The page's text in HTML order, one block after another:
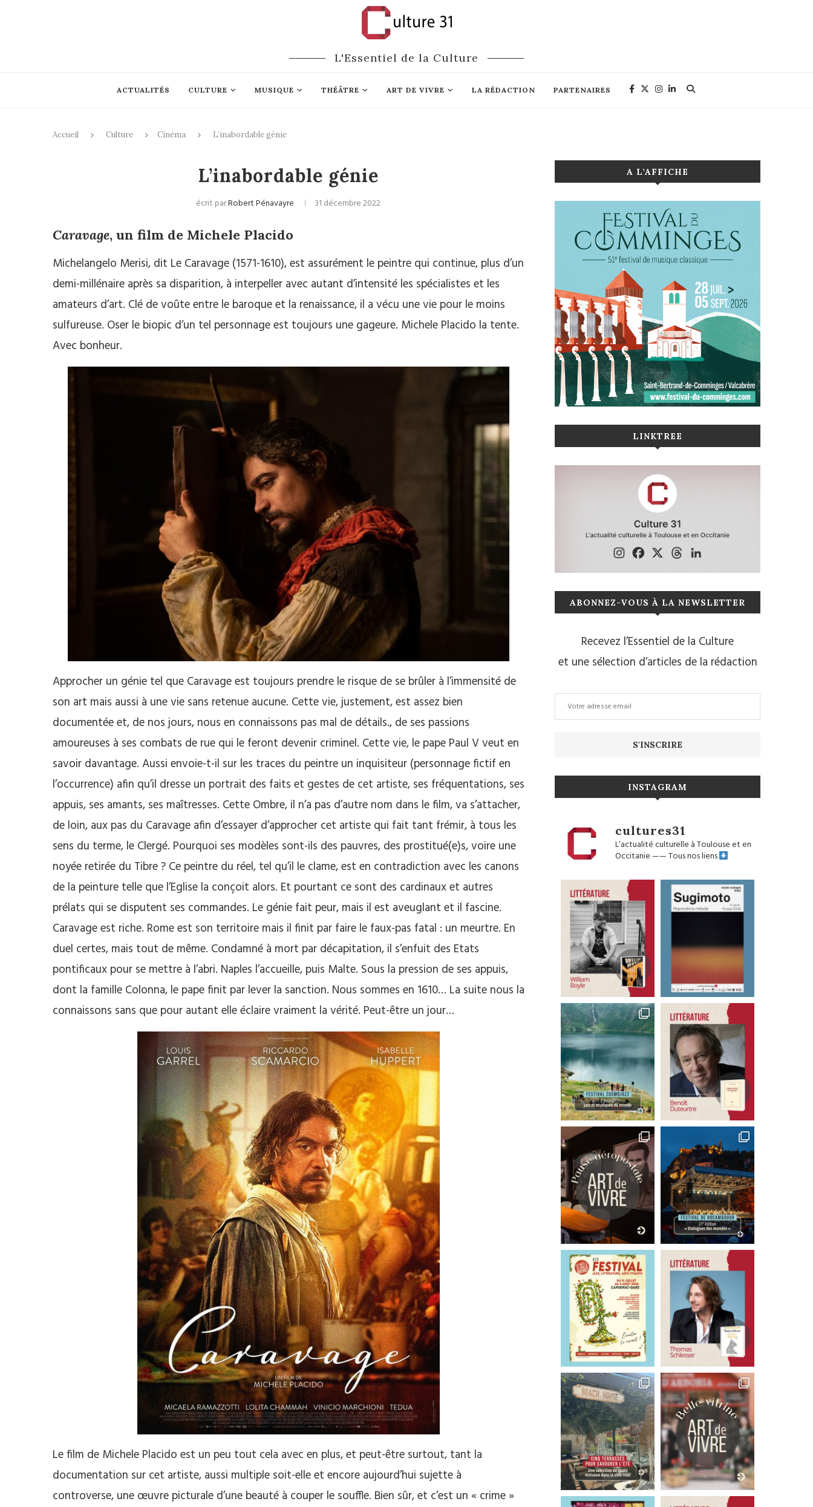
L'Essentiel de la Culture
ACTUALITÉS CULTURE MUSIQUE THÉÂTRE ART DE VIVRE LA RÉDACTION PARTENAIRES
Accueil Culture Cinéma L’inabordable génie
L’inabordable génie
écrit parRobert Pénavayre 31 décembre 2022
Caravage, un film de Michele Placido
Michelangelo Merisi, dit Le Caravage (1571-1610), est assurément le peintre qui continue, plus d’un
demi-millénaire après sa disparition, à interpeller avec autant d’intensité les spécialistes et les
amateurs d’art. Clé de voûte entre le baroque et la renaissance, il a vécu une vie pour le moins
sulfureuse. Oser le biopic d’un tel personnage est toujours une gageure. Michele Placido la tente.
Avec bonheur.
Approcher un génie tel que Caravage est toujours prendre le risque de se brûler à l’immensité de
son art mais aussi à une vie sans retenue aucune. Cette vie, justement, est assez bien
documentée et, de nos jours, nous en connaissons pas mal de détails., de ses passions
amoureuses à ses combats de rue qui le feront devenir criminel. Cette vie, le pape Paul V veut en
savoir davantage. Aussi envoie-t-il sur les traces du peintre un inquisiteur (personnage fictif en
l’occurrence) afin qu’il dresse un portrait des faits et gestes de cet artiste, ses fréquentations, ses
appuis, ses amants, ses maîtresses. Cette Ombre, il n’a pas d’autre nom dans le film, va s’attacher,
de loin, aux pas du Caravage afin d’essayer d’approcher cet artiste qui fait tant frémir, à tous les
sens du terme, le Clergé. Pourquoi ses modèles sont-ils des pauvres, des prostitué(e)s, voire une
noyée retirée du Tibre ? Ce peintre du réel, tel qu’il le clame, est en contradiction avec les canons
de la peinture telle que l’Eglise la conçoit alors. Et pourtant ce sont des cardinaux et autres
prélats qui se disputent ses commandes. Le génie fait peur, mais il est aveuglant et il fascine.
Caravage est riche. Rome est son territoire mais il finit par faire le faux-pas fatal : un meurtre. En
duel certes, mais tout de même. Condamné à mort par décapitation, il s’enfuit des Etats
pontificaux pour se mettre à l’abri. Naples l’accueille, puis Malte. Sous la pression de ses appuis,
dont la famille Colonna, le pape finit par lever la sanction. Nous sommes en 1610… La suite nous la
connaissons sans que pour autant elle éclaire vraiment la vérité. Peut-être un jour…
Le film de Michele Placido est un peu tout cela avec en plus, et peut-être surtout, tant la
documentation sur cet artiste, aussi multiple soit-elle et encore aujourd’hui sujette à
controverse, une œuvre picturale d’une beauté à couper le souffle. Bien sûr, et c’est un « crime »
A L’AFFICHE
LINKTREE
ABONNEZ-VOUS À LA NEWSLETTER
Recevez l’Essentiel de la Culture
et une sélection d’articles de la rédaction
INSTAGRAM
cultures31
L’actualité culturelle à Toulouse et en
Occitanie——Tous nos liens